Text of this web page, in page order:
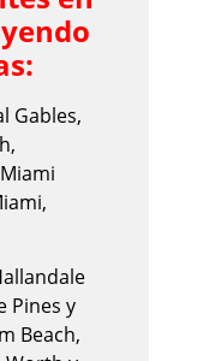
Gables,
Pines y
Beach,